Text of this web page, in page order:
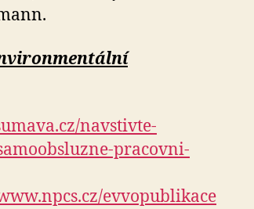
navstivte-
pracovni-
evvopublikace